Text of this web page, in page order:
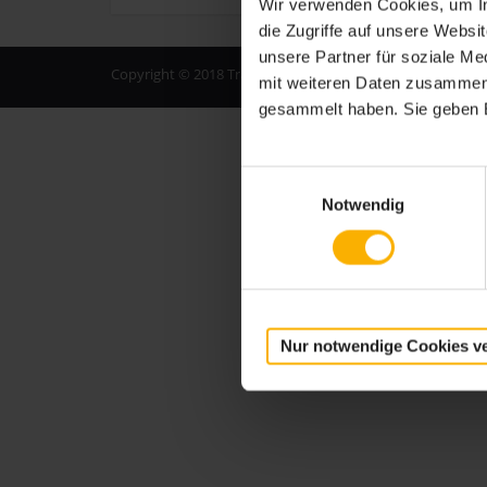
Wir verwenden Cookies, um
die Zugriffe auf unsere
unsere Partner für soziale
mit weiteren Daten
gesammelt haben. Sie
Notwendig
Nur notwendige Cookies
Copyright © 2018 Travel Tipps